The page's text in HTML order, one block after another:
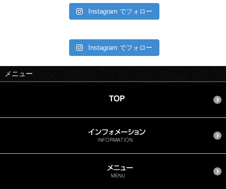
Instagram でフォロー
Instagram でフォロー
メニュー